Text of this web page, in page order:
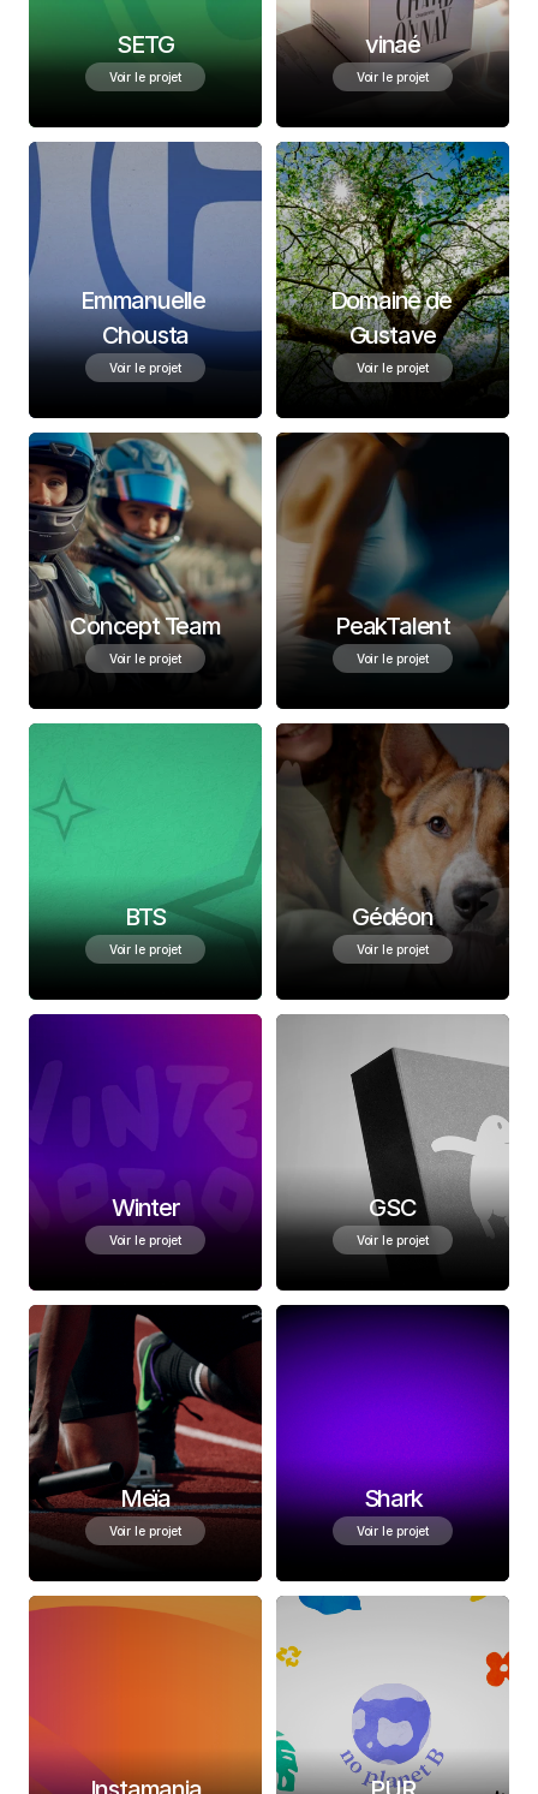
SETG
Voir le projet
vinaé
Voir le projet
Emmanuelle
Chousta
Voir le projet
Domaine de
Gustave
Voir le projet
Concept Team
Voir le projet
PeakTalent
Voir le projet
BTS
Voir le projet
Gédéon
Voir le projet
Winter
Voir le projet
GSC
Voir le projet
Meïa
Voir le projet
Shark
Voir le projet